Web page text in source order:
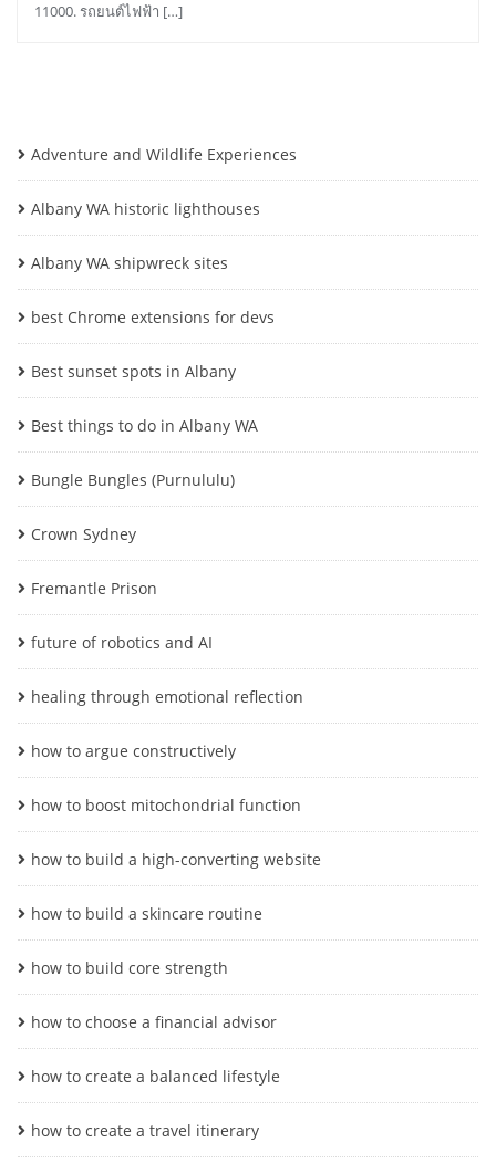
11000. รถยนต์ไฟฟ้า […]
Adventure and Wildlife Experiences
Albany WA historic lighthouses
Albany WA shipwreck sites
best Chrome extensions for devs
Best sunset spots in Albany
Best things to do in Albany WA
Bungle Bungles (Purnululu)
Crown Sydney
Fremantle Prison
future of robotics and AI
healing through emotional reflection
how to argue constructively
how to boost mitochondrial function
how to build a high-converting website
how to build a skincare routine
how to build core strength
how to choose a financial advisor
how to create a balanced lifestyle
how to create a travel itinerary